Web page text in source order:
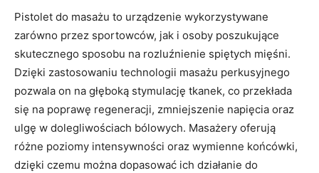
Pistolet do masażu to urządzenie wykorzystywane
zarówno przez sportowców, jak i osoby poszukujące
skutecznego sposobu na rozluźnienie spiętych mięśni.
Dzięki zastosowaniu technologii masażu perkusyjnego
pozwala on na głęboką stymulację tkanek, co przekłada
się na poprawę regeneracji, zmniejszenie napięcia oraz
ulgę w dolegliwościach bólowych. Masażery oferują
różne poziomy intensywności oraz wymienne końcówki,
dzięki czemu można dopasować ich działanie do